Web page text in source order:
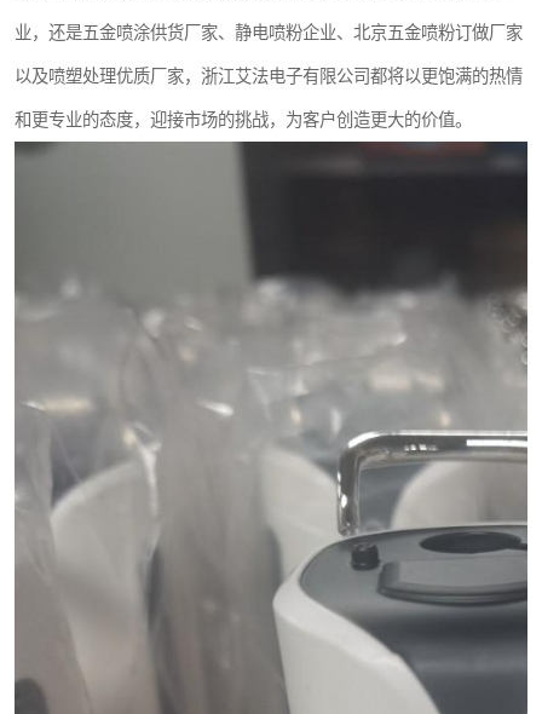
业，还是五金喷涂供货厂家、静电喷粉企业、北京五金喷粉订做厂家
以及喷塑处理优质厂家，浙江艾法电子有限公司都将以更饱满的热情
和更专业的态度，迎接市场的挑战，为客户创造更大的价值。